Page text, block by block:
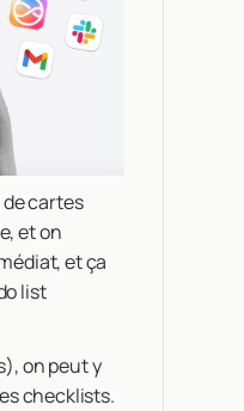
cartes
et on
et ça
list
on peut y
checklists.